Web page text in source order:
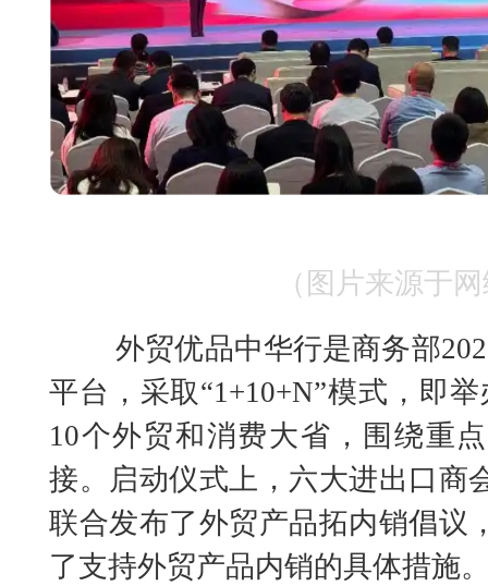
（图片来源于
外贸优品中华行是商务部
平台，采取“1+10+N”模式，即
10个外贸和消费大省，围绕重
接。启动仪式上，六大进出口商
联合发布了外贸产品拓内销倡议
了支持外贸产品内销的具体措施